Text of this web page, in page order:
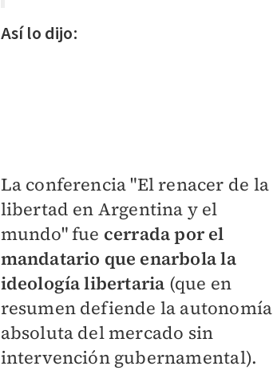
Así lo dijo:
La conferencia "El renacer de la
libertad en Argentina y el
mundo" fue cerrada por el
mandatario que enarbola la
ideología libertaria (que en
resumen defiende la autonomía
absoluta del mercado sin
intervención gubernamental).